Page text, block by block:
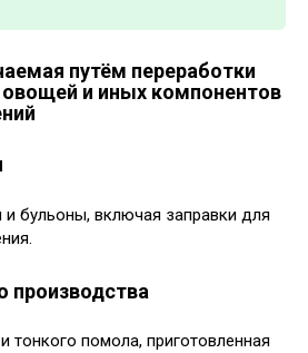
путём переработки
и иных компонентов
бульоны, включая заправки для
производства
тонкого помола, приготовленная